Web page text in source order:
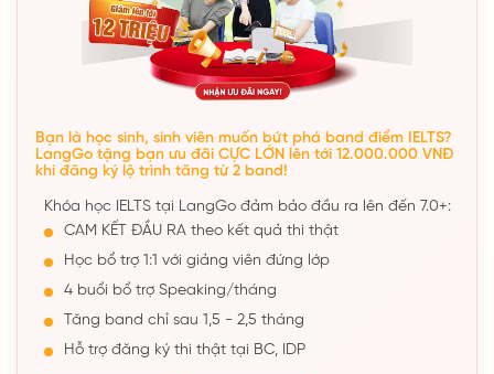
Bạn là học sinh, sinh viên muốn bứt phá band điểm IELTS?
LangGo tặng bạn ưu đãi CỰC LỚN lên tới 12.000.000 VNĐ
khi đăng ký lộ trình tăng từ 2 band!
Khóa học IELTS tại LangGo đảm bảo đầu ra lên đến 7.0+:
CAM KẾT ĐẦU RA theo kết quả thi thật
Học bổ trợ 1:1 với giảng viên đứng lớp
4 buổi bổ trợ Speaking/tháng
Tăng band chỉ sau 1,5 - 2,5 tháng
Hỗ trợ đăng ký thi thật tại BC, IDP